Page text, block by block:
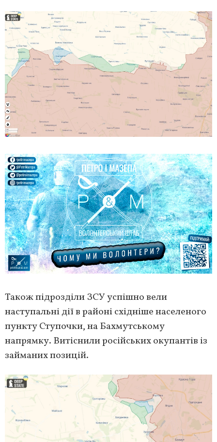
Також підрозділи ЗСУ успішно вели
наступальні дії в районі східніше населеного
пункту Ступочки, на Бахмутському
напрямку. Витіснили російських окупантів із
займаних позицій.